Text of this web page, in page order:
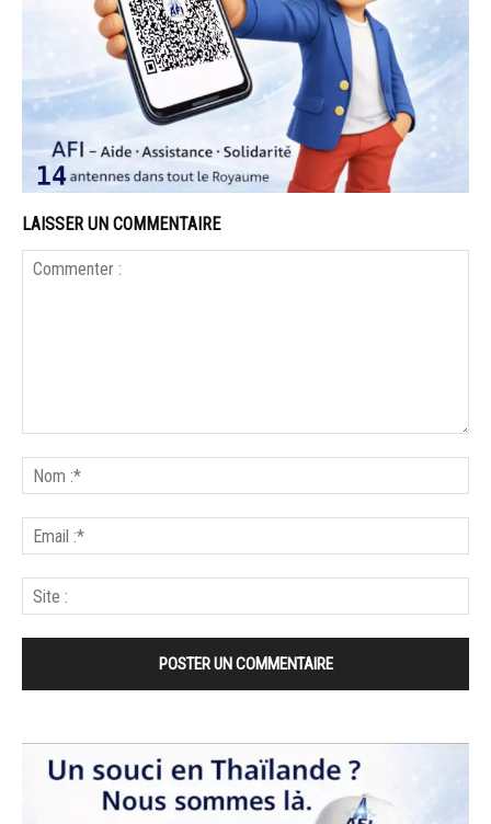
LAISSER UN COMMENTAIRE